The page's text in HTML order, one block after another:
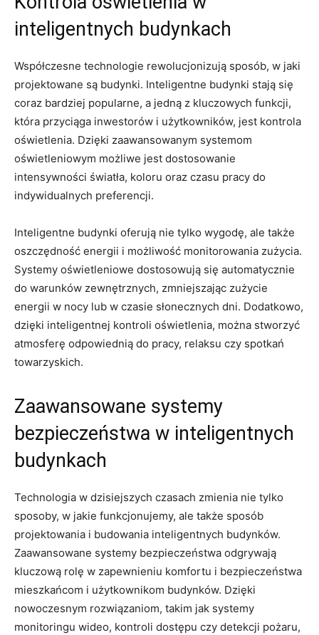
inteligentnych budynkach
Współczesne technologie ‌rewolucjonizują sposób, w jaki
projektowane są budynki. Inteligentne budynki stają się
coraz bardziej popularne, a‍ jedną z kluczowych funkcji,
która przyciąga inwestorów i‌ użytkowników,⁣ jest kontrola
oświetlenia. Dzięki zaawansowanym systemom
oświetleniowym ‌możliwe jest ⁤dostosowanie
⁢intensywności⁣ światła, koloru oraz ‌czasu pracy do
indywidualnych preferencji.
Inteligentne budynki oferują nie ⁤tylko ‍wygodę,​ ale także‌
oszczędność energii i możliwość monitorowania zużycia.
⁤Systemy oświetleniowe dostosowują się‌ automatycznie
do warunków zewnętrznych, ​zmniejszając zużycie
energii ‍w nocy lub w czasie słonecznych dni. Dodatkowo,
dzięki ​inteligentnej kontroli oświetlenia, można‌ stworzyć
atmosferę odpowiednią do pracy, ⁢relaksu czy‌ spotkań
⁤towarzyskich.
Zaawansowane systemy
bezpieczeństwa w inteligentnych
budynkach
Technologia w dzisiejszych⁢ czasach zmienia nie ​tylko
sposoby, w jakie funkcjonujemy,⁣ ale także ⁢sposób
projektowania i budowania inteligentnych budynków.⁤
Zaawansowane systemy bezpieczeństwa odgrywają
kluczową‍ rolę w zapewnieniu komfortu i bezpieczeństwa‍
mieszkańcom ​i użytkownikom budynków. Dzięki
nowoczesnym rozwiązaniom, takim⁢ jak systemy
monitoringu wideo, kontroli ‍dostępu czy detekcji pożaru,